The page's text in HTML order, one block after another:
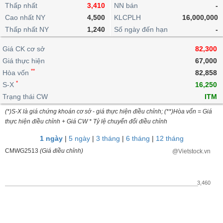
lỗ
dịch
nội
Niên
giám
Tài
liệu
cổ
Định
giá
ngoài
doanh
Top
cổ
phiếu
ngành
dịch
Chứng
quyền
quan
Thống
giao
dịch
Thống
giao
dịch
Tin
tức
Phân
tích
kỹ
thuật
trực
tuyến
Bộ
lọc
cổ
So
Vĩ
mô
lai
Chứng
quyền
Trái
phiếu
IR
Awards
tạo
Dịch
vụ
Thấp nhất
3,410
Cao nhất NY
4,500
Thấp nhất NY
1,240
NN bán
-
KLCPLH
16,000,000
Số ngày đến hạn
-
Giá CK cơ sở
82,300
Giá thực hiện
67,000
Hòa vốn **
82,858
S-X *
16,250
Trạng thái CW
ITM
(*)S-X là giá chứng khoán cơ sở - giá thực hiện điều chỉnh; (**)Hòa vốn = Giá
thực hiện điều chỉnh + Giá CW * Tỷ lệ chuyển đổi điều chỉnh
1 ngày| 5 ngày| 3 tháng | 6 tháng | 12 tháng
CMWG2513 (Giá điều chỉnh) @Vietstock.vn
3,460
BẤT
ĐỘNG
SẢN
TÀI
CHÍNH
HÀNG